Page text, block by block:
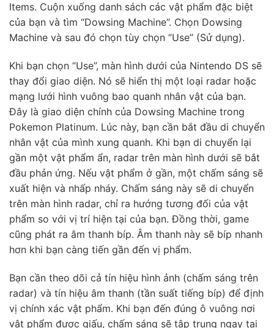
Items. Cuộn xuống danh sách các vật phẩm đặc biệt
của bạn và tìm “Dowsing Machine”. Chọn Dowsing
Machine và sau đó chọn tùy chọn “Use” (Sử dụng).
Khi bạn chọn “Use”, màn hình dưới của Nintendo DS sẽ
thay đổi giao diện. Nó sẽ hiển thị một loại radar hoặc
mạng lưới hình vuông bao quanh nhân vật của bạn.
Đây là giao diện chính của Dowsing Machine trong
Pokemon Platinum. Lúc này, bạn cần bắt đầu di chuyển
nhân vật của mình xung quanh. Khi bạn di chuyển lại
gần một vật phẩm ẩn, radar trên màn hình dưới sẽ bắt
đầu phản ứng. Nếu vật phẩm ở gần, một chấm sáng sẽ
xuất hiện và nhấp nháy. Chấm sáng này sẽ di chuyển
trên màn hình radar, chỉ ra hướng tương đối của vật
phẩm so với vị trí hiện tại của bạn. Đồng thời, game
cũng phát ra âm thanh bíp. Âm thanh này sẽ bíp nhanh
hơn khi bạn càng tiến gần đến vị phẩm.
Bạn cần theo dõi cả tín hiệu hình ảnh (chấm sáng trên
radar) và tín hiệu âm thanh (tần suất tiếng bíp) để định
vị chính xác vật phẩm. Khi bạn đến đúng ô vuông nơi
vật phẩm được giấu, chấm sáng sẽ tập trung ngay tại